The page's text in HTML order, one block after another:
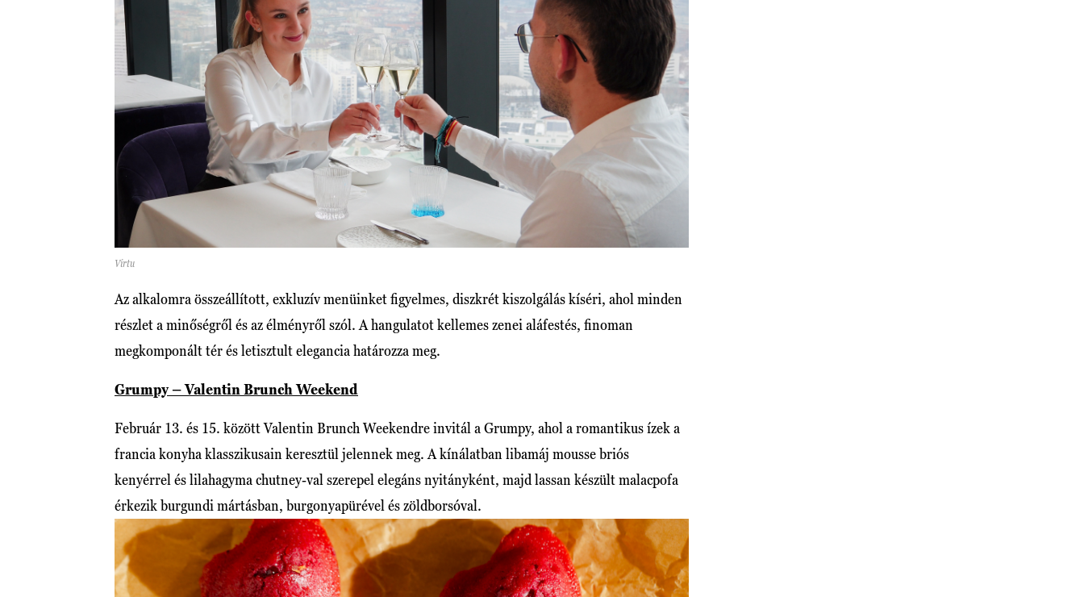
Virtu
Az alkalomra összeállított, exkluzív menüinket figyelmes, diszkrét kiszolgálás kíséri, ahol minden
részlet a minőségről és az élményről szól. A hangulatot kellemes zenei aláfestés, finoman
megkomponált tér és letisztult elegancia határozza meg.
Grumpy – Valentin Brunch Weekend
Február 13. és 15. között Valentin Brunch Weekendre invitál a Grumpy, ahol a romantikus ízek a
francia konyha klasszikusain keresztül jelennek meg. A kínálatban libamáj mousse briós
kenyérrel és lilahagyma chutney-val szerepel elegáns nyitányként, majd lassan készült malacpofa
érkezik burgundi mártásban, burgonyapürével és zöldborsóval.